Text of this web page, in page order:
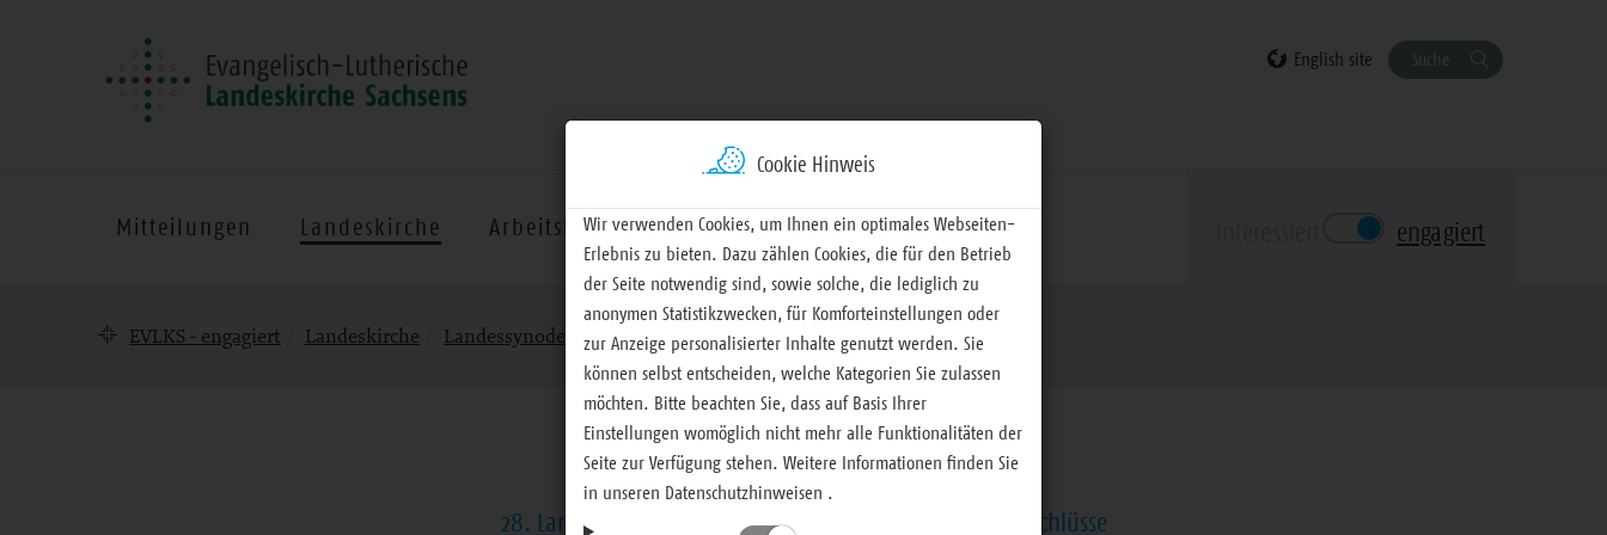
English site Suche
Mitteilungen Landeskirche Arbeitsfelder Termine Materialien engagiert
EVLKS - engagiert Landeskirche Landessynode www.evlks.de/verlaufsplanung
28. Landessynode – Berichterstattung, Vorlagen und Beschlüsse
Cookie Hinweis
Wir verwenden Cookies, um Ihnen ein optimales Webseiten-
Erlebnis zu bieten. Dazu zählen Cookies, die für den Betrieb
der Seite notwendig sind, sowie solche, die lediglich zu
anonymen Statistikzwecken, für Komforteinstellungen oder
zur Anzeige personalisierter Inhalte genutzt werden. Sie
können selbst entscheiden, welche Kategorien Sie zulassen
möchten. Bitte beachten Sie, dass auf Basis Ihrer
Einstellungen womöglich nicht mehr alle Funktionalitäten der
Seite zur Verfügung stehen. Weitere Informationen finden Sie
in unseren Datenschutzhinweisen .